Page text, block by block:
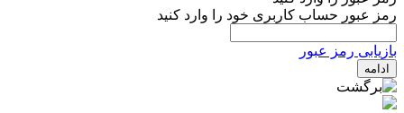
رمز عبور حساب کاربری خود را وارد کنید
بازیابی رمز عبور
ادامه